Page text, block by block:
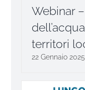
Webinar
territori
22 Gennaio